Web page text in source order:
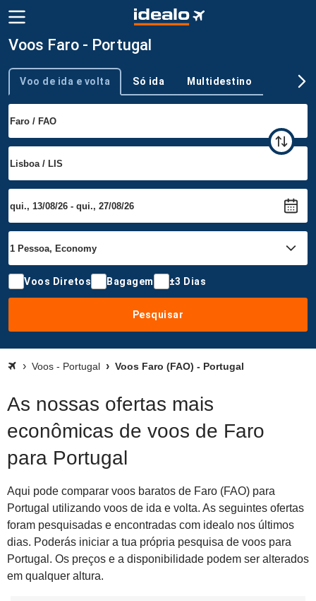
Voos Faro - Portugal
Tipo de viagem
Voo de ida e volta Só ida Multidestino
Voos Diretos Bagagem ±3 Dias
Pesquisar
Voos - Portugal Voos Faro (FAO) - Portugal
As nossas ofertas mais
econômicas de voos de Faro
para Portugal
Aqui pode comparar voos baratos de Faro (FAO) para
Portugal utilizando voos de ida e volta. As seguintes ofertas
foram pesquisadas e encontradas com idealo nos últimos
dias. Poderás iniciar a tua própria pesquisa de voos para
Portugal. Os preços e a disponibilidade podem ser alterados
em qualquer altura.